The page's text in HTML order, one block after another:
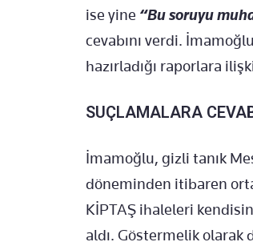
ise yine “Bu soruyu
cevabını verdi.
hazırladığı raporlara
SUÇLAMALARA
İmamoğlu, gizli tanık
döneminden itibaren
KİPTAŞ ihaleleri
aldı. Göstermelik olarak